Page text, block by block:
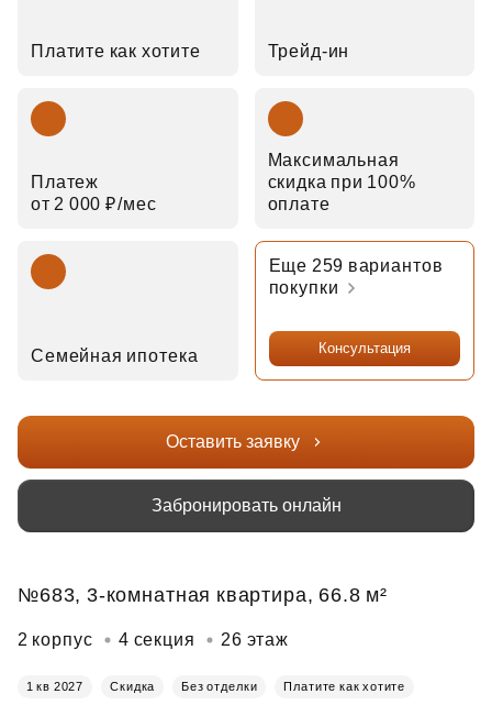
Платите как хотите Трейд‑ин
Платеж
от 2 000 ₽⁠/⁠мес
Максимальная
скидка при 100%
оплате
Семейная ипотека
Еще 259 вариантов
покупки
Консультация
Оставить заявку
Забронировать онлайн
№683, 3-комнатная квартира, 66.8 м²
2 корпус 4 секция 26 этаж
1 кв 2027 Скидка Без отделки Платите как хотите